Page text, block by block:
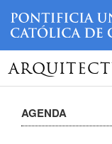
AGENDA